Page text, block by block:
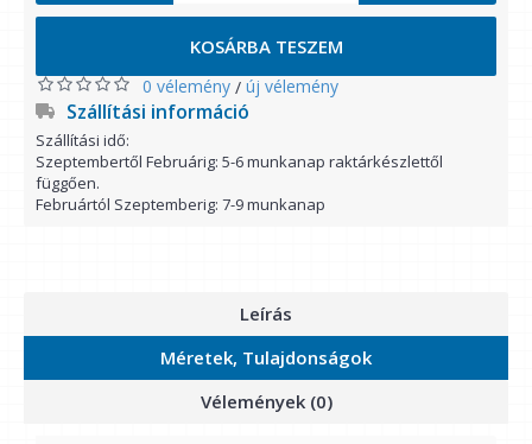
KOSÁRBA TESZEM
0 vélemény / új vélemény
Szállítási információ
Szállítási idő:
Szeptembertől Februárig: 5-6 munkanap raktárkészlettől
függően.
Februártól Szeptemberig: 7-9 munkanap
Leírás
Méretek, Tulajdonságok
Vélemények (0)